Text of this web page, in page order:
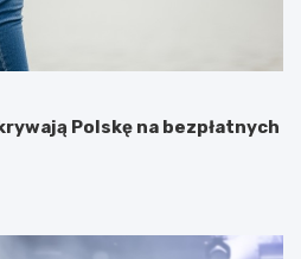
Polskę na bezpłatnych